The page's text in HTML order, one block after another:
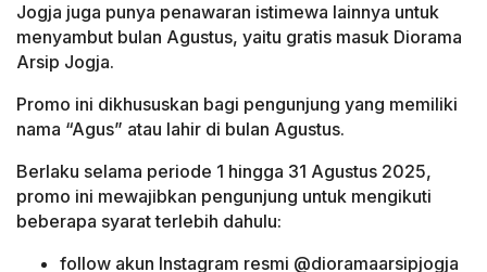
Jogja juga punya penawaran istimewa lainnya untuk
menyambut bulan Agustus, yaitu gratis masuk Diorama
Arsip Jogja.
Promo ini dikhususkan bagi pengunjung yang memiliki
nama “Agus” atau lahir di bulan Agustus.
Berlaku selama periode 1 hingga 31 Agustus 2025,
promo ini mewajibkan pengunjung untuk mengikuti
beberapa syarat terlebih dahulu:
follow akun Instagram resmi @dioramaarsipjogja